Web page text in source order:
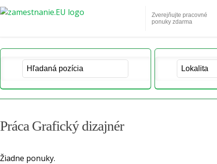
Zverejňujte pracovné
ponuky zdarma
Práca Grafický dizajnér
Žiadne ponuky.